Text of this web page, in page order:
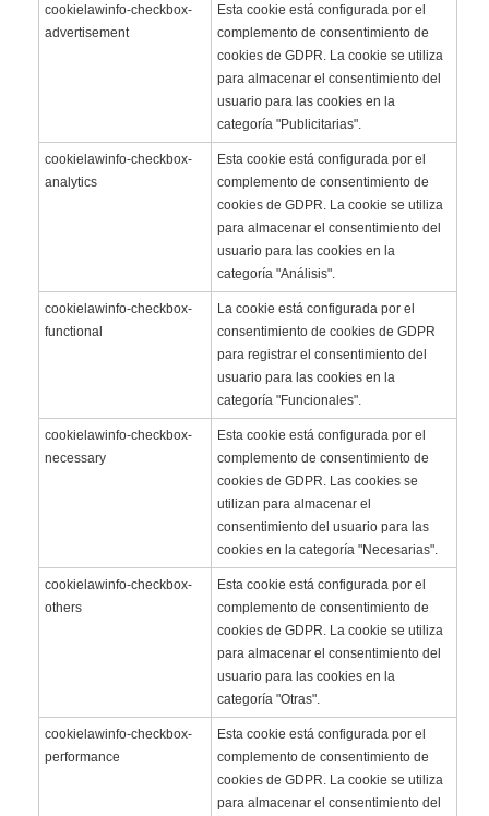
cookielawinfo-checkbox-
advertisement
Esta cookie está configurada por el
complemento de consentimiento de
cookies de GDPR. La cookie se utiliza
para almacenar el consentimiento del
usuario para las cookies en la
categoría "Publicitarias".
cookielawinfo-checkbox-
analytics
Esta cookie está configurada por el
complemento de consentimiento de
cookies de GDPR. La cookie se utiliza
para almacenar el consentimiento del
usuario para las cookies en la
categoría "Análisis".
cookielawinfo-checkbox-
functional
La cookie está configurada por el
consentimiento de cookies de GDPR
para registrar el consentimiento del
usuario para las cookies en la
categoría "Funcionales".
cookielawinfo-checkbox-
necessary
Esta cookie está configurada por el
complemento de consentimiento de
cookies de GDPR. Las cookies se
utilizan para almacenar el
consentimiento del usuario para las
cookies en la categoría "Necesarias".
cookielawinfo-checkbox-
others
Esta cookie está configurada por el
complemento de consentimiento de
cookies de GDPR. La cookie se utiliza
para almacenar el consentimiento del
usuario para las cookies en la
categoría "Otras".
cookielawinfo-checkbox-
performance
Esta cookie está configurada por el
complemento de consentimiento de
cookies de GDPR. La cookie se utiliza
para almacenar el consentimiento del